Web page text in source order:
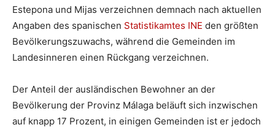
Estepona und Mijas verzeichnen demnach nach aktuellen
Angaben des spanischen Statistikamtes INE den größten
Bevölkerungszuwachs, während die Gemeinden im
Landesinneren einen Rückgang verzeichnen.
Der Anteil der ausländischen Bewohner an der
Bevölkerung der Provinz Málaga beläuft sich inzwischen
auf knapp 17 Prozent, in einigen Gemeinden ist er jedoch